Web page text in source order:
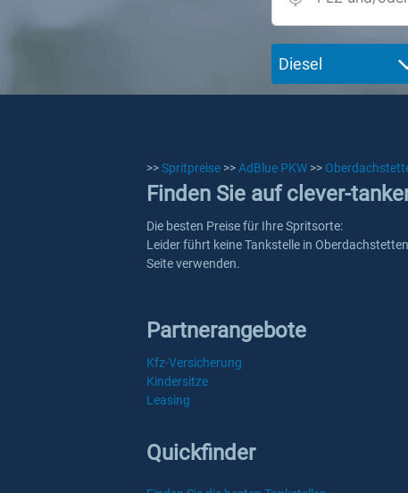
Diesel
>>Spritpreise >>AdBlue PKW >>
Finden Sie auf clever-
Die besten Preise für Ihre Spritsorte:
Leider führt keine Tankstelle in
Seite verwenden.
Partnerangebote
Kfz-Versicherung
Kindersitze
Leasing
Quickfinder